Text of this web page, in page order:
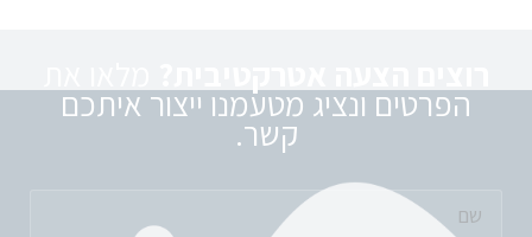
הפרטים ונציג מטעמנו ייצור איתכם
קשר.